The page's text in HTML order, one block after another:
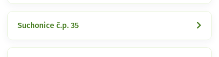
Suchonice č.p. 35